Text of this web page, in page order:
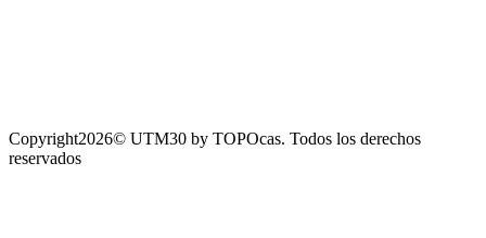
Copyright2026© UTM30 by TOPOcas. Todos los derechos
reservados